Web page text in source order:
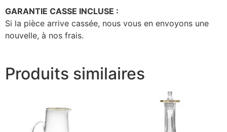
GARANTIE CASSE INCLUSE :
Si la pièce arrive cassée, nous vous en envoyons une
nouvelle, à nos frais.
Produits similaires